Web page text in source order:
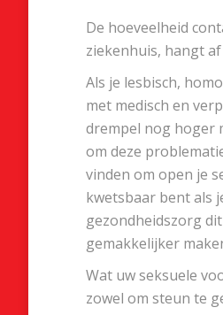
De hoeveelheid
ziekenhuis, hangt
Als je lesbisch,
met medisch en
drempel nog hoger
om deze
vinden om open je
kwetsbaar bent als
gezondheidszorg
gemakkelijker
Wat uw seksuele
zowel om steun te